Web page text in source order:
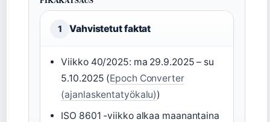
1 Vahvistetut faktat
Viikko 40/2025: ma 29.9.2025 – su
5.10.2025 (Epoch Converter
(ajanlaskentatyökalu))
ISO 8601 -viikko alkaa maanantaina